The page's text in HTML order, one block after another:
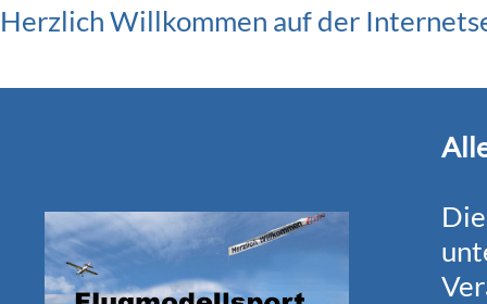
Herzlich Willkommen auf der